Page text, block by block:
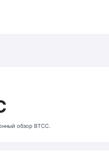
обзор BTCC.